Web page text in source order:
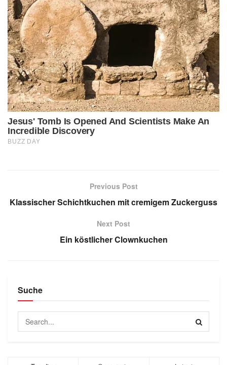
Previous Post
Klassischer Schichtkuchen mit cremigem Zuckerguss
Next Post
Ein köstlicher Clownkuchen
Suche